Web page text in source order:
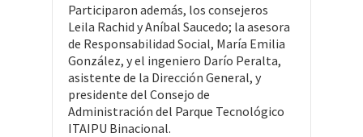
Participaron además, los consejeros
Leila Rachid y Aníbal Saucedo; la asesora
de Responsabilidad Social, María Emilia
González, y el ingeniero Darío Peralta,
asistente de la Dirección General, y
presidente del Consejo de
Administración del Parque Tecnológico
ITAIPU Binacional.